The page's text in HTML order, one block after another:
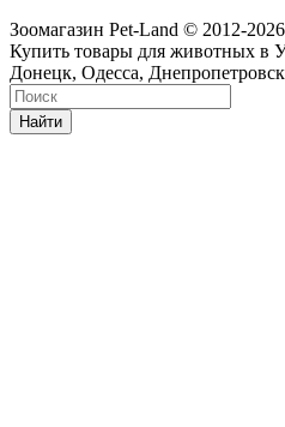
Зоомагазин Pet-Land © 2012-2026
Купить товары для животных в
Донецк, Одесса,
Найти